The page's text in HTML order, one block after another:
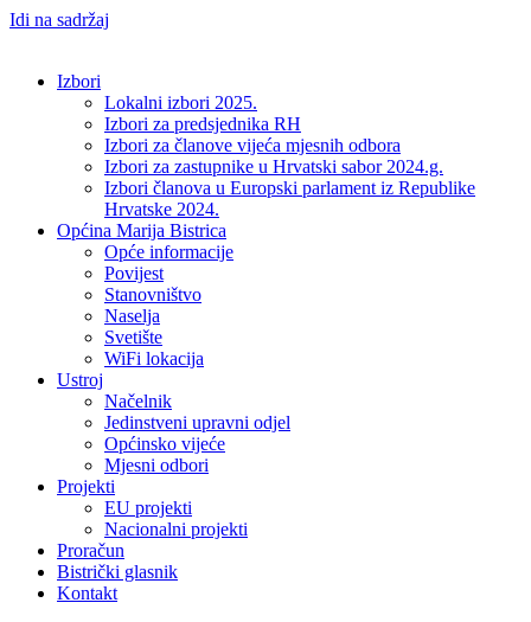
Idi na sadržaj
Izbori
Lokalni izbori 2025.
Izbori za predsjednika RH
Izbori za članove vijeća mjesnih odbora
Izbori za zastupnike u Hrvatski sabor 2024.g.
Izbori članova u Europski parlament iz Republike
Hrvatske 2024.
Općina Marija Bistrica
Opće informacije
Povijest
Stanovništvo
Naselja
Svetište
WiFi lokacija
Ustroj
Načelnik
Jedinstveni upravni odjel
Općinsko vijeće
Mjesni odbori
Projekti
EU projekti
Nacionalni projekti
Proračun
Bistrički glasnik
Kontakt